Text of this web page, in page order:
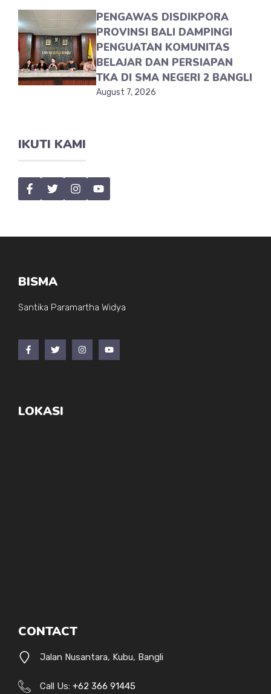
PENGAWAS DISDIKPORA
PROVINSI BALI DAMPINGI
PENGUATAN KOMUNITAS
BELAJAR DAN PERSIAPAN
TKA DI SMA NEGERI 2 BANGLI
August 7, 2026
IKUTI KAMI
BISMA
Santika Paramartha Widya
LOKASI
CONTACT
Jalan Nusantara, Kubu, Bangli
Call Us: +62 366 91445